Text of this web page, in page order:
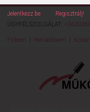
Jelentkezz be
Regisztrálj!
ÜGYFÉLSZOLGÁLAT:
Fiókom Rendeléseim Kosár